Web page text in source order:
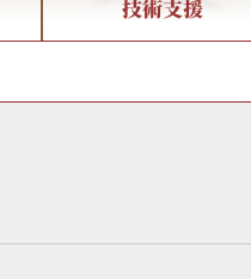
技術支援